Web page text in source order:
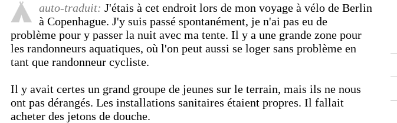
auto-traduit:J'étais à cet endroit lors de mon voyage à vélo de Berlin
à Copenhague. J'y suis passé spontanément, je n'ai pas eu de
problème pour y passer la nuit avec ma tente. Il y a une grande zone pour
les randonneurs aquatiques, où l'on peut aussi se loger sans problème en
tant que randonneur cycliste.
Il y avait certes un grand groupe de jeunes sur le terrain, mais ils ne nous
ont pas dérangés. Les installations sanitaires étaient propres. Il fallait
acheter des jetons de douche.